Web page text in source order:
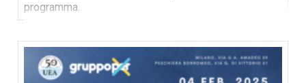
programma.